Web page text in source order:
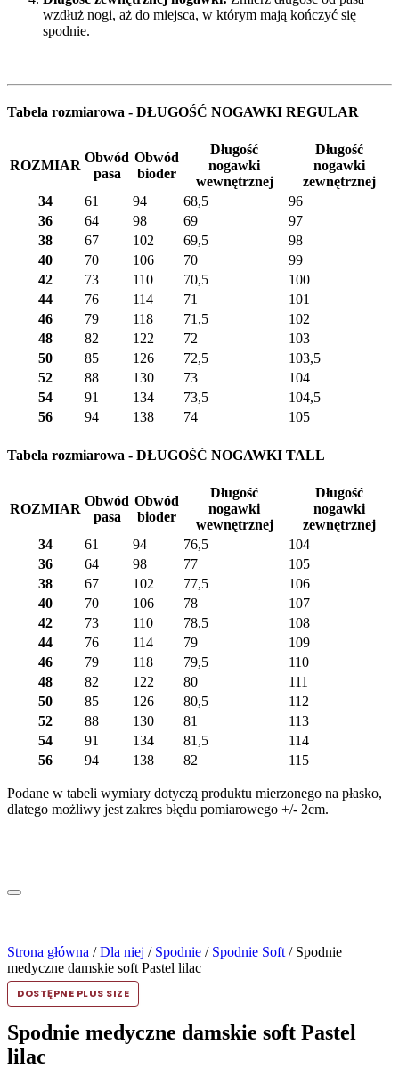
wzdłuż nogi, aż do miejsca, w którym mają kończyć się
spodnie.
Tabela rozmiarowa - DŁUGOŚĆ NOGAWKI REGULAR
ROZMIAR
Obwód
pasa
Obwód
bioder
Długość
nogawki
wewnętrznej
Długość
nogawki
zewnętrznej
34
61 94 68,5
96
36
64 98 69
97
38
67 102 69,5
98
40
70 106 70
99
42
73 110 70,5
100
44
76 114 71
101
46
79 118 71,5
102
48
82 122 72
103
50
85 126 72,5
103,5
52
88 130 73
104
54
91 134 73,5
104,5
56
94 138 74 105
Tabela rozmiarowa - DŁUGOŚĆ NOGAWKI TALL
ROZMIAR
Obwód
pasa
Obwód
bioder
Długość
nogawki
wewnętrznej
Długość
nogawki
zewnętrznej
34
61 94 76,5
104
36
64 98 77
105
38
67 102 77,5
106
40
70 106 78
107
42
73 110 78,5
108
44
76 114 79
109
46
79 118 79,5
110
48
82 122 80
111
50
85 126 80,5
112
52
88 130 81
113
54
91 134 81,5
114
56
94 138 82 115
Podane w tabeli wymiary dotyczą produktu mierzonego na płasko,
dlatego możliwy jest zakres błędu pomiarowego +/- 2cm.
Strona główna /Dla niej / Spodnie / Spodnie Soft / Spodnie
medyczne damskie soft Pastel lilac
DOSTĘPNE PLUS SIZE
Spodnie medyczne damskie soft Pastel
lilac